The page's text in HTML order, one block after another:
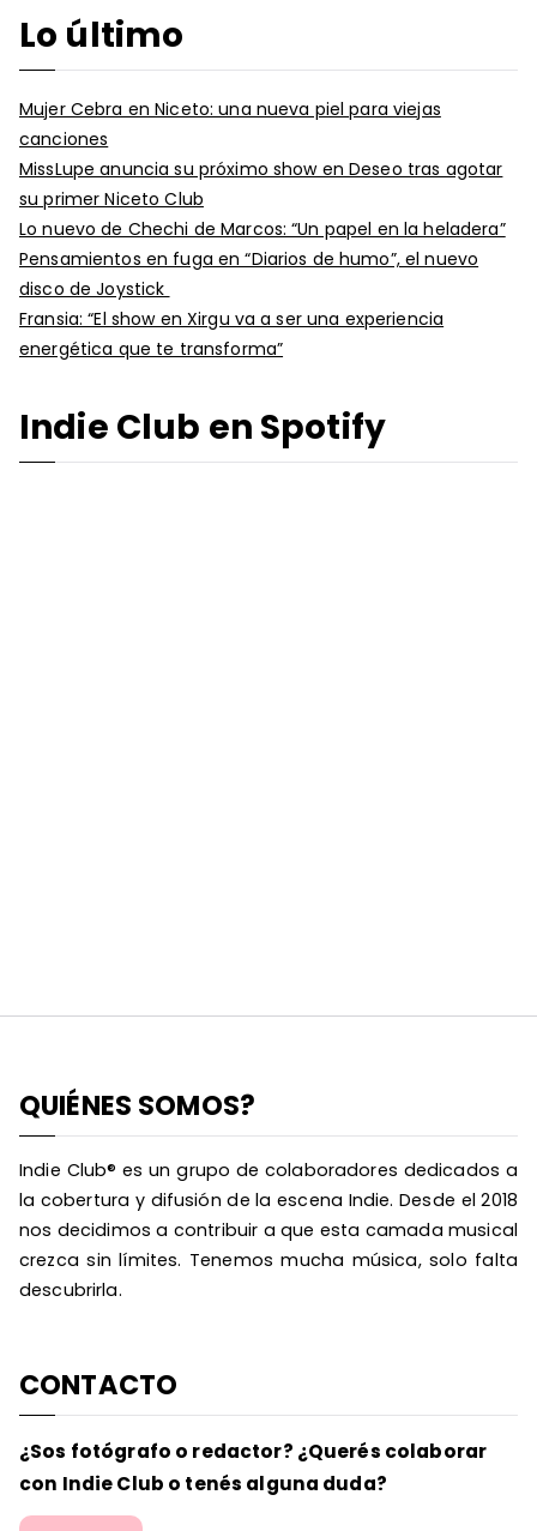
Lo último
Mujer Cebra en Niceto: una nueva piel para viejas
canciones
MissLupe anuncia su próximo show en Deseo tras agotar
su primer Niceto Club
Lo nuevo de Chechi de Marcos: “Un papel en la heladera”
Pensamientos en fuga en “Diarios de humo”, el nuevo
disco de Joystick
Fransia: “El show en Xirgu va a ser una experiencia
energética que te transforma”
Indie Club en Spotify
QUIÉNES SOMOS?
Indie Club® es un grupo de colaboradores dedicados a
la cobertura y difusión de la escena Indie. Desde el 2018
nos decidimos a contribuir a que esta camada musical
crezca sin límites. Tenemos mucha música, solo falta
descubrirla.
CONTACTO
¿Sos fotógrafo o redactor? ¿Querés colaborar
con Indie Club o tenés alguna duda?